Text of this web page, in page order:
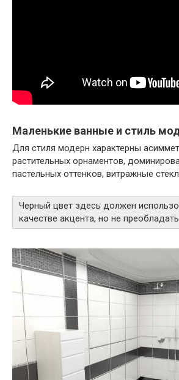
Маленькие ванные и стиль
Для стиля модерн характерны
растительных орнаментов,
пастельных оттенков, витражные
Черный цвет здесь должен
качестве акцента, но не